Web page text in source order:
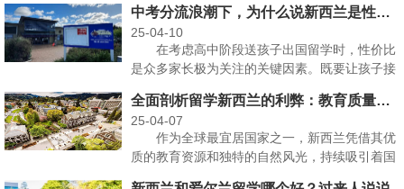
中考分流浪潮下，为什么说新西兰是性价比最高的高中留学国家
25-04-10
在考虑高中阶段送孩子出国留学时，性价比
是众多家长极为关注的关键因素。既要让孩子接
全面剖析留学新西兰的利弊：教育质量、生活环境、就业移民
25-04-07
作为全球最宜居国家之一，新西兰凭借其优
质的教育资源和独特的自然风光，持续吸引着国